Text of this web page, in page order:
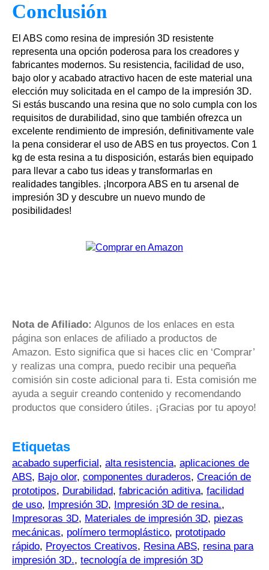
Conclusión
El ABS como resina de impresión 3D resistente
representa una opción poderosa para los creadores y
fabricantes modernos. Su resistencia, facilidad de uso,
bajo olor y acabado atractivo hacen de este material una
elección muy solicitada en el campo de la impresión 3D.
Si estás buscando una resina que no solo cumpla con los
requisitos de durabilidad, sino que también ofrezca un
excelente rendimiento de impresión, definitivamente vale
la pena considerar el uso de ABS en tus proyectos. Con 1
kg de esta resina a tu disposición, estarás bien equipado
para llevar a cabo tus ideas y transformarlas en
realidades tangibles. ¡Incorpora ABS en tu arsenal de
impresión 3D y descubre un nuevo mundo de
posibilidades!
Nota de Afiliado: Algunos de los enlaces en esta
página son enlaces de afiliado a productos de
Amazon. Esto significa que si haces clic en ‘Comprar’
y realizas una compra, puedo recibir una pequeña
comisión sin coste adicional para ti. Esta comisión me
ayuda a seguir creando contenido y recomendando
productos que considero útiles. ¡Gracias por tu apoyo!
Etiquetas
acabado superficial, alta resistencia, aplicaciones de
ABS, Bajo olor, componentes duraderos, Creación de
prototipos, Durabilidad, fabricación aditiva, facilidad
de uso, Impresión 3D, Impresión 3D de resina.,
Impresoras 3D, Materiales de impresión 3D, piezas
mecánicas, polímero termoplástico, prototipado
rápido, Proyectos Creativos, Resina ABS, resina para
impresión 3D., tecnología de impresión 3D